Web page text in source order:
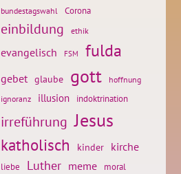
bundestagswahl Corona
einbildung ethik
evangelisch FSM fulda
gebet glaube gott
hoffnung
ignoranz
illusion indoktrination
irreführung Jesus
katholisch kinder kirche
liebe Luther meme moral